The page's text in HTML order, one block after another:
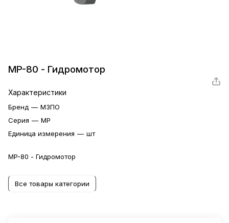
MP-80 - Гидромотор
Характеристики
Бренд — МЗПО
Серия — MP
Единица измерения — шт
MP-80 - Гидромотор
Все товары категории